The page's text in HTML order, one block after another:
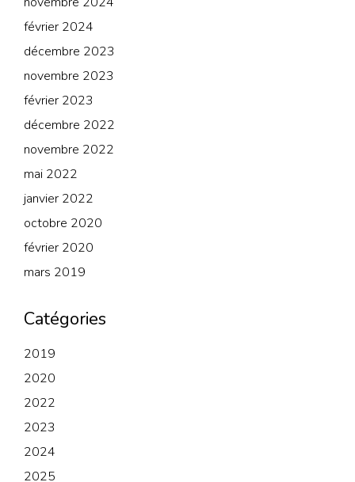
février 2024
décembre 2023
novembre 2023
février 2023
décembre 2022
novembre 2022
mai 2022
janvier 2022
octobre 2020
février 2020
mars 2019
Catégories
2019
2020
2022
2023
2024
2025